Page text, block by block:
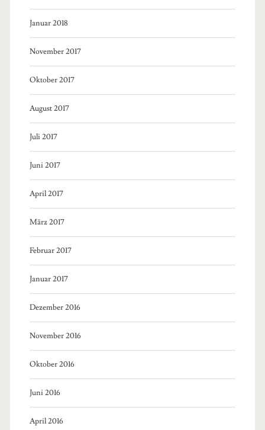
Januar 2018
November 2017
Oktober 2017
August 2017
Juli 2017
Juni 2017
April 2017
März 2017
Februar 2017
Januar 2017
Dezember 2016
November 2016
Oktober 2016
Juni 2016
April 2016